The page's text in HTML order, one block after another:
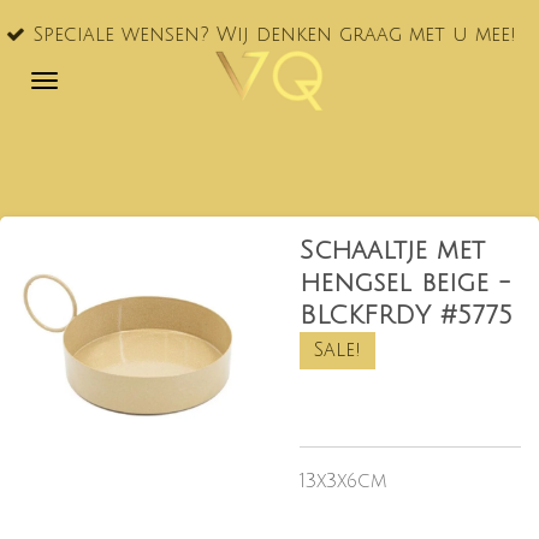
Ga
naar
Wij denken graag met u mee!
Schaaltje met
hengsel beige -
BLCKFRDY #5775
Sale!
13x3x6cm